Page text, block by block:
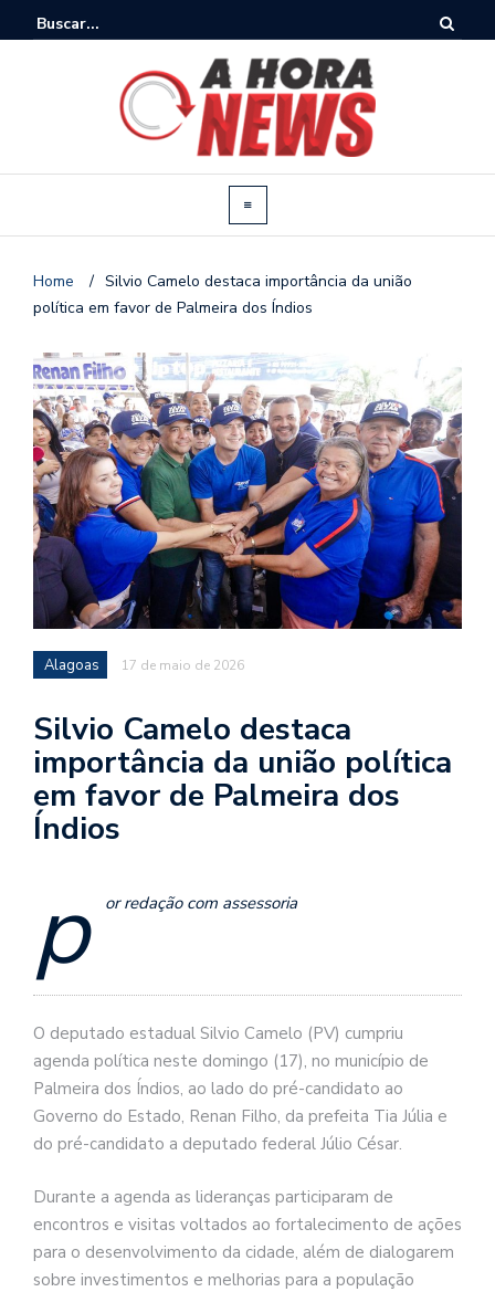
Home / Silvio Camelo destaca importância da união
política em favor de Palmeira dos Índios
Alagoas 17 de maio de 2026
Silvio Camelo destaca
importância da união política
em favor de Palmeira dos
Índios
p or redação com assessoria
O deputado estadual Silvio Camelo (PV) cumpriu
agenda política neste domingo (17), no município de
Palmeira dos Índios, ao lado do pré-candidato ao
Governo do Estado, Renan Filho, da prefeita Tia Júlia e
do pré-candidato a deputado federal Júlio César.
Durante a agenda as lideranças participaram de
encontros e visitas voltados ao fortalecimento de ações
para o desenvolvimento da cidade, além de dialogarem
sobre investimentos e melhorias para a população